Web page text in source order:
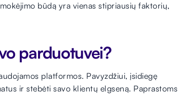
būdą yra vienas stipriausių faktorių,
parduotuvei?
platformos. Pavyzdžiui, įsidiegę
ir stebėti savo klientų elgseną. Paprastoms